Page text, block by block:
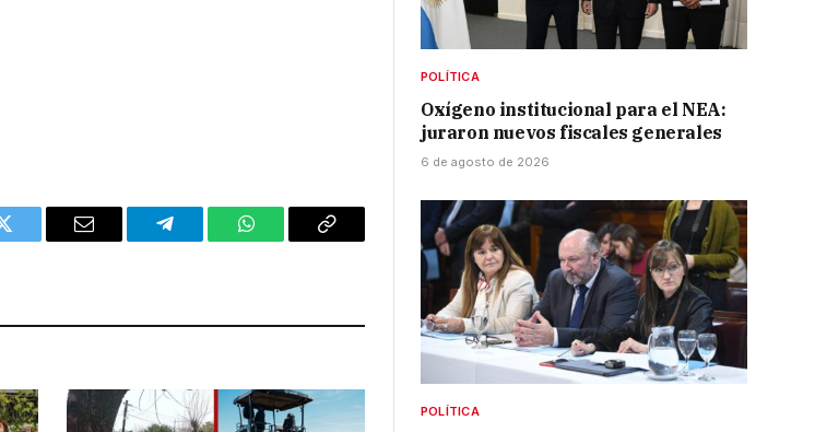
Twitter Email Telegram WhatsAppCopy
POLÍTICA
Oxígeno institucional para el NEA:
juraron nuevos fiscales generales
6 de agosto de 2026
POLÍTICA